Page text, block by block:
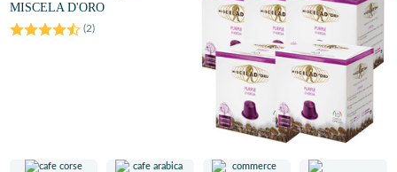
MISCELA D'ORO
(2)